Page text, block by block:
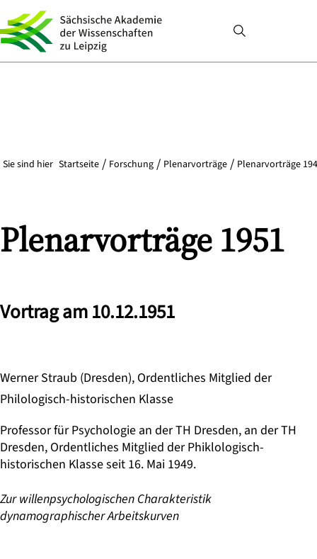
Sie sind hier Startseite Forschung Plenarvorträge Plenarvorträge
Plenarvorträge 1951
Vortrag am 10.12.1951
Werner Straub (Dresden), Ordentliches Mitglied der
Philologisch-historischen Klasse
Professor für Psychologie an der TH Dresden, an der TH
Dresden, Ordentliches Mitglied der Phiklologisch-
historischen Klasse seit 16. Mai 1949.
Zur willenpsychologischen Charakteristik
dynamographischer Arbeitskurven